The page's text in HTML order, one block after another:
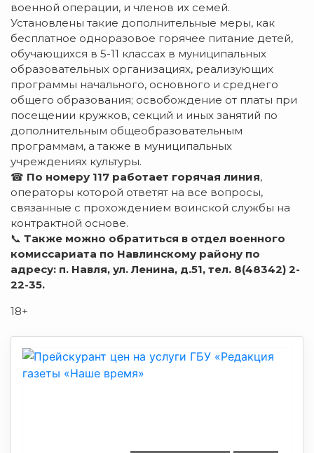
военной операции, и членов их семей.
Установлены такие дополнительные меры, как
бесплатное одноразовое горячее питание детей,
обучающихся в 5-11 классах в муниципальных
образовательных организациях, реализующих
программы начального, основного и среднего
общего образования; освобождение от платы при
посещении кружков, секций и иных занятий по
дополнительным общеобразовательным
программам, а также в муниципальных
учреждениях культуры.
☎ По номеру 117 работает горячая линия,
операторы которой ответят на все вопросы,
связанные с прохождением воинской службы на
контрактной основе.
📞 Также можно обратиться в отдел военного
комиссариата по Навлинскому району по
адресу: п. Навля, ул. Ленина, д.51, тел. 8(48342) 2-
22-35.
18+